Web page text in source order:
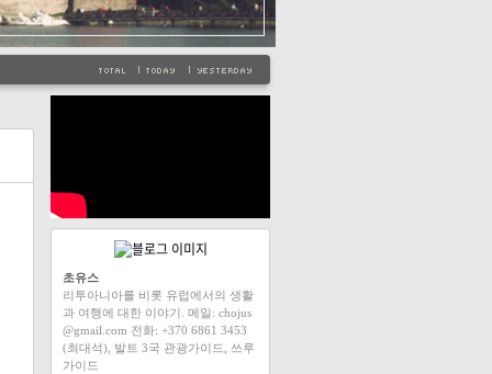
초유스
리투아니아를 비롯 유럽에서의 생활
과 여행에 대한 이야기. 메일: chojus
@gmail.com 전화: +370 6861 3453
(최대석), 발트 3국 관광가이드, 쓰루
가이드